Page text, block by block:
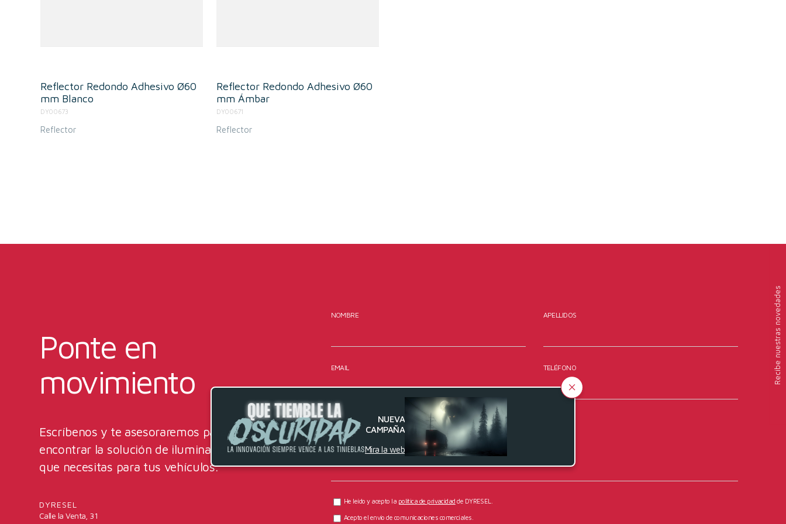
NUEVA
CAMPAÑA
Mira la web
Reflector Redondo Adhesivo Ø60
mm Blanco
DY00673
Reflector
Reflector Redondo Adhesivo Ø60
mm Ámbar
DY00671
Reflector
Recibe
nuestras novedades
Ponte en
movimiento
Escríbenos y te asesoraremos para
encontrar la solución de iluminación
que necesitas para tus vehículos.
DYRESEL
Calle la Venta, 31
NOMBRE APELLIDOS
EMAIL TELÉFONO
MENSAJE
He leído y acepto la política de privacidad de DYRESEL.
Acepto el envío de comunicaciones comerciales.